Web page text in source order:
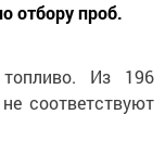
отбору проб.
Из 196
соответствуют